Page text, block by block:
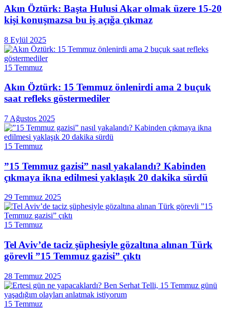
Akın Öztürk: Başta Hulusi Akar olmak üzere 15-20
kişi konuşmazsa bu iş açığa çıkmaz
8 Eylül 2025
15 Temmuz
Akın Öztürk: 15 Temmuz önlenirdi ama 2 buçuk
saat refleks göstermediler
7 Ağustos 2025
15 Temmuz
”15 Temmuz gazisi” nasıl yakalandı? Kabinden
çıkmaya ikna edilmesi yaklaşık 20 dakika sürdü
29 Temmuz 2025
15 Temmuz
Tel Aviv’de taciz şüphesiyle gözaltına alınan Türk
görevli ”15 Temmuz gazisi” çıktı
28 Temmuz 2025
15 Temmuz